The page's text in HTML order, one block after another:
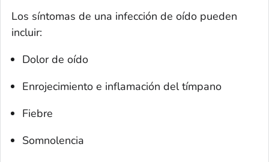
Los síntomas de una infección de oído pueden
incluir:
Dolor de oído
Enrojecimiento e inflamación del tímpano
Fiebre
Somnolencia